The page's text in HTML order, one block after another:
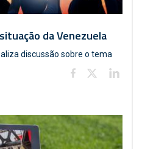
da Venezuela
discussão sobre o tema